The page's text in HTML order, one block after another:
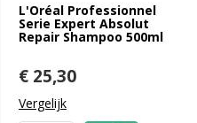
L'Oréal Professionnel
Serie Expert Absolut
Repair Shampoo 500ml
€ 25,30
Vergelijk